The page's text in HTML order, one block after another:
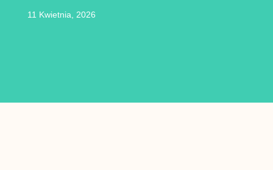
11 Kwietnia, 2026